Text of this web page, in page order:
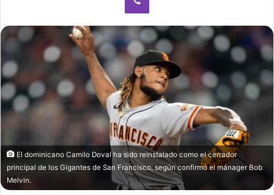
El dominicano Camilo Doval ha sido reinstalado como el cerrador
principal de los Gigantes de San Francisco, según confirmó el mánager Bob
Melvin.